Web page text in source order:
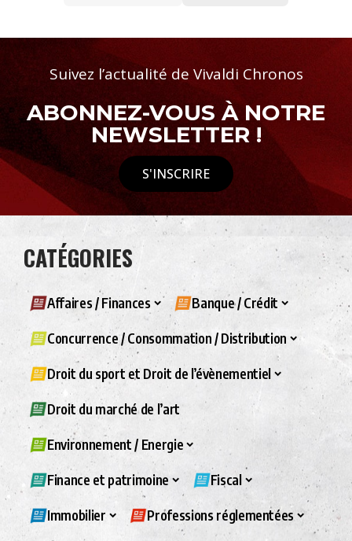
Suivez l’actualité de Vivaldi Chronos
ABONNEZ-VOUS À NOTRE
NEWSLETTER !
S'INSCRIRE
CATÉGORIES
Affaires / Finances Banque / Crédit
Concurrence / Consommation / Distribution
Droit du sport et Droit de l’évènementiel
Droit du marché de l’art
Environnement / Energie
Finance et patrimoine Fiscal
Immobilier Professions réglementées